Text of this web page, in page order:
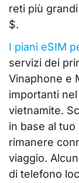
reti più
$.
I piani eSIM
servizi dei
Vinaphone e
importanti
vietnamite.
in base al
rimanere
viaggio.
di telefono